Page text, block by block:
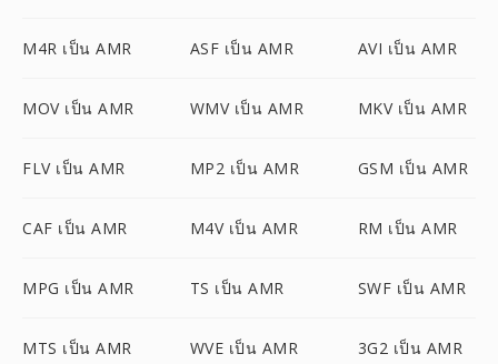
M4R เป็น AMR ASF เป็น AMR AVI เป็น AMR
MOV เป็น AMR WMV เป็น AMR MKV เป็น AMR
FLV เป็น AMR MP2 เป็น AMR GSM เป็น AMR
CAF เป็น AMR M4V เป็น AMR RM เป็น AMR
MPG เป็น AMR TS เป็น AMR SWF เป็น AMR
MTS เป็น AMR WVE เป็น AMR 3G2 เป็น AMR